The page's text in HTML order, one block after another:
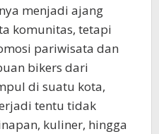
menjadi ajang
komunitas, tetapi
pariwisata dan
bikers dari
di suatu kota,
tentu tidak
kuliner, hingga